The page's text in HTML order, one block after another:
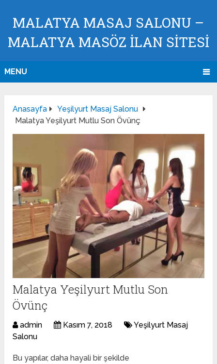
MALATYA MASAJ SALONU –
MALATYA MASÖZ İLAN SİTESİ
MENU
Anasayfa
Yeşilyurt Masaj Salonu
Malatya Yeşilyurt Mutlu Son Övünç
Malatya Yeşilyurt Mutlu Son
Övünç
admin Kasım 7, 2018
Yeşilyurt Masaj
Salonu
Bu yapılar, daha hayali bir şekilde